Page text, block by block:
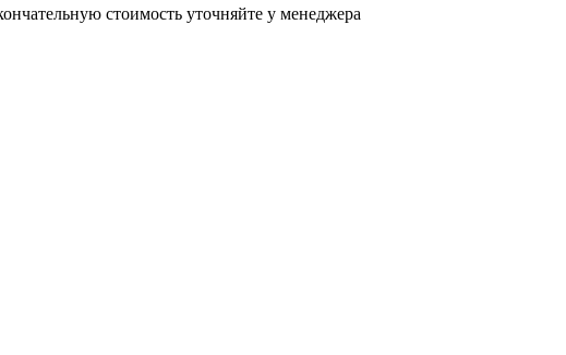
стоимость уточняйте у менеджера